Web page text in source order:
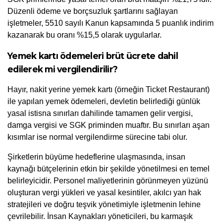
Düzenli ödeme ve borçsuzluk şartlarını sağlayan
işletmeler, 5510 sayılı Kanun kapsamında 5 puanlık indirim
kazanarak bu oranı %15,5 olarak uygularlar.
Yemek kartı ödemeleri brüt ücrete dahil
edilerek mi vergilendirilir?
Hayır, nakit yerine yemek kartı (örneğin Ticket Restaurant)
ile yapılan yemek ödemeleri, devletin belirlediği günlük
yasal istisna sınırları dahilinde tamamen gelir vergisi,
damga vergisi ve SGK priminden muaftır. Bu sınırları aşan
kısımlar ise normal vergilendirme sürecine tabi olur.
Şirketlerin büyüme hedeflerine ulaşmasında, insan
kaynağı bütçelerinin etkin bir şekilde yönetilmesi en temel
belirleyicidir. Personel maliyetlerinin görünmeyen yüzünü
oluşturan vergi yükleri ve yasal kesintiler, akılcı yan hak
stratejileri ve doğru teşvik yönetimiyle işletmenin lehine
çevrilebilir. İnsan Kaynakları yöneticileri, bu karmaşık